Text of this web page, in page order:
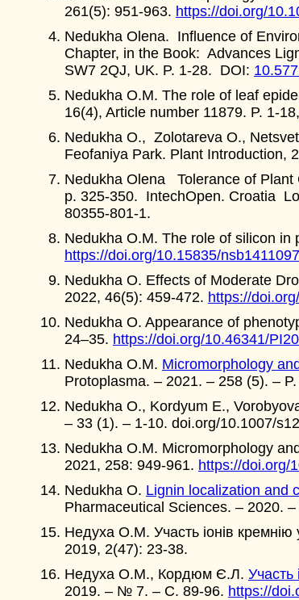
261(5): 951-963. https://doi.org/
Nedukha Olena. Influence of
Chapter, in the Book: Advances
SW7 2QJ, UK. P. 1-28. DOI:
Nedukha O.M. The role of leaf
16(4), Article number 11879. P. 1-18,
Nedukha O., Zolotareva O.,
Feofaniya Park. Plant Introduction,
Nedukha Olena Tolerance of Plant
p. 325-350. IntechOpen. Croatia
80355-801-1.
Nedukha O.M. The role of silicon
https://doi.org/10.15835/
Nedukha O. Effects of Moderate
2022, 46(5): 459-472. https://
Nedukha O. Appearance of
24–35. https://doi.org/10.46341/
Nedukha O.M. Micromorphology
Protoplasma. – 2021. – 258 (5). –
Nedukha O., Kordyum E.,
– 33 (1). – 1-10. doi.org/10.1007/
Nedukha O.M. Micromorphology
2021, 258: 949-961. https://doi.org/
Nedukha O. Lignin localization and
Pharmaceutical Sciences. – 2020.
Недуха O.M. Участь іонів кремнію
2019, 2(47): 23-38.
Недуха О.М., Кордюм Є.Л. Участь
2019. – № 7. – С. 89-96. https://